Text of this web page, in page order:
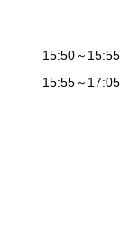
15:50～15:55
15:55～17:05